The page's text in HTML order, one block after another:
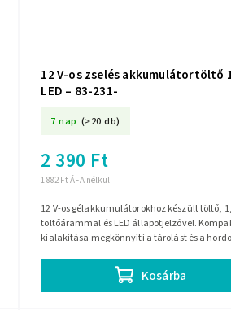
12 V-os zselés akkumulátortöltő
LED – 83-231-
7 nap (>20 db)
1 882 Ft ÁFA nélkül
2 390 Ft
Kosárba
12 V-os gélakkumulátorokhoz készült töltő,
töltőárammal és LED állapotjelzővel.
kialakítása megkönnyíti a tárolást és a